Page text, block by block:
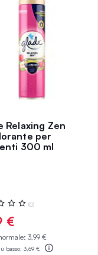
Relaxing Zen
per
300 ml
(0)
€
3,99 €
basso: 3,69 €